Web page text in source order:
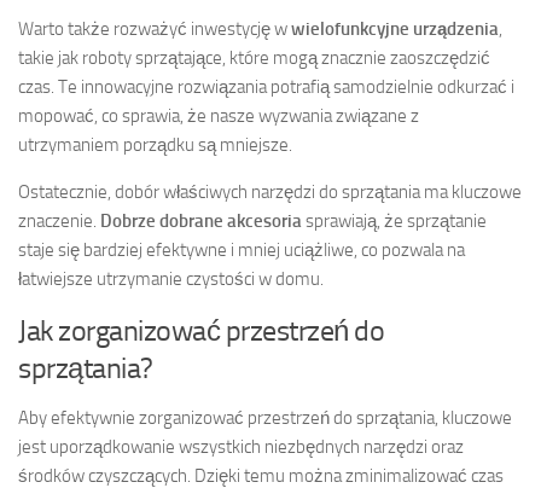
Warto także rozważyć inwestycję wwielofunkcyjne urządzenia,
takie jak roboty sprzątające, które mogą znacznie zaoszczędzić
czas. Te innowacyjne rozwiązania potrafią samodzielnie odkurzać i
mopować, co sprawia, że nasze wyzwania związane z
utrzymaniem porządku są mniejsze.
Ostatecznie, dobór właściwych narzędzi do sprzątania ma kluczowe
znaczenie. Dobrze dobrane akcesoriasprawiają, że sprzątanie
staje się bardziej efektywne i mniej uciążliwe, co pozwala na
łatwiejsze utrzymanie czystości w domu.
Jak zorganizować przestrzeń do
sprzątania?
Aby efektywnie zorganizować przestrzeń do sprzątania, kluczowe
jest uporządkowanie wszystkich niezbędnych narzędzi oraz
środków czyszczących. Dzięki temu można zminimalizować czas